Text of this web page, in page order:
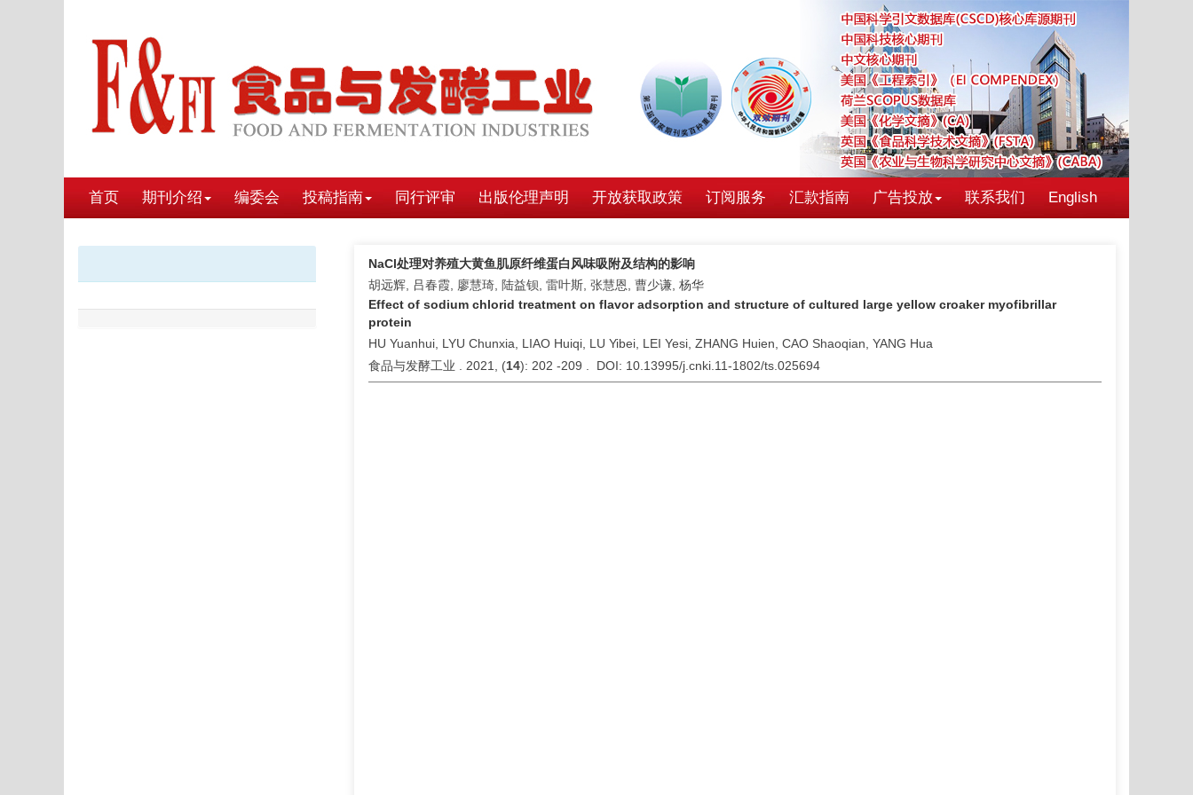
首页 期刊介绍 编委会 投稿指南 同行评审 出版伦理声明 开放获取政策 订阅服务 汇款指南 广告投放 联系我们 English
NaCl处理对养殖大黄鱼肌原纤维蛋白风味吸附及结构的影响
胡远辉, 吕春霞, 廖慧琦, 陆益钡, 雷叶斯, 张慧恩, 曹少谦, 杨华
Effect of sodium chlorid treatment on flavor adsorption and structure of cultured large yellow croaker myofibrillar
protein
HU Yuanhui, LYU Chunxia, LIAO Huiqi, LU Yibei, LEI Yesi, ZHANG Huien, CAO Shaoqian, YANG Hua
食品与发酵工业 . 2021, (14): 202 -209 . DOI: 10.13995/j.cnki.11-1802/ts.025694